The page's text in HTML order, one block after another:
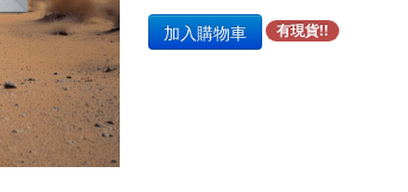
加入購物車 有現貨!!